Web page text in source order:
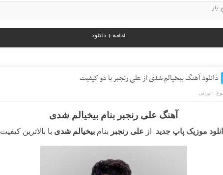
بار
ادامه + دانلود
دانلود آهنگ بیخیالم شدی از علی رنجبر با دو کیفیت
: ایرانی
آهنگ علی رنجبر بنام بیخیالم شدی
موزیک پاپ جدید از علی رنجبر بنام بیخیالم شدی با بالاترین کیفیت